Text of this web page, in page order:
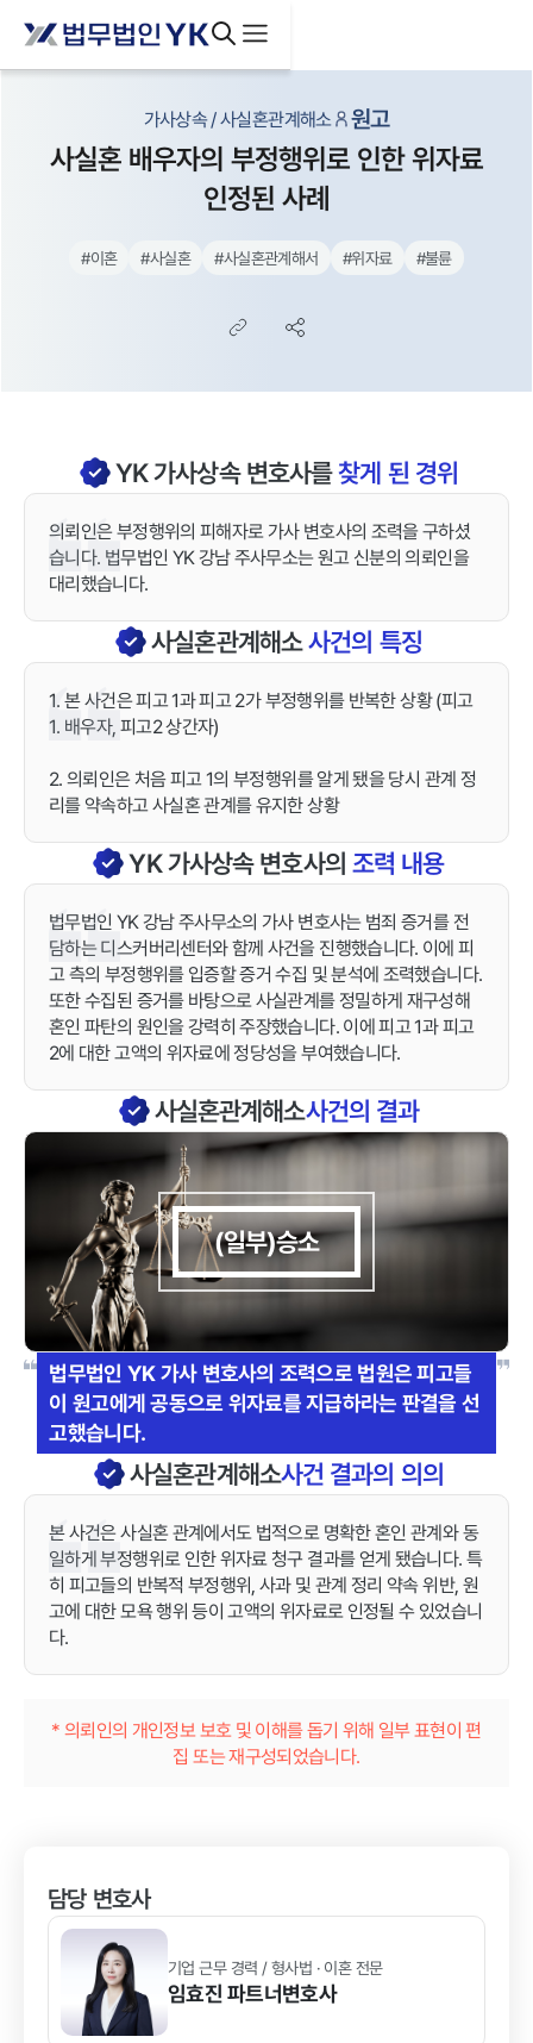
가사상속 / 사실혼관계해소 원고
사실혼 배우자의 부정행위로 인한 위자료
인정된 사례
#이혼 #사실혼 #사실혼관계해서 #위자료 #불륜
YK가사상속변호사를찾게 된 경위
의뢰인은 부정행위의 피해자로 가사 변호사의 조력을 구하셨
습니다. 법무법인 YK 강남 주사무소는 원고 신분의 의뢰인을
대리했습니다.
사실혼관계해소사건의 특징
1. 본 사건은 피고 1과 피고 2가 부정행위를 반복한 상황 (피고
1. 배우자, 피고2 상간자)
2. 의뢰인은 처음 피고 1의 부정행위를 알게 됐을 당시 관계 정
리를 약속하고 사실혼 관계를 유지한 상황
YK가사상속변호사의조력 내용
법무법인 YK 강남 주사무소의 가사 변호사는 범죄 증거를 전
담하는 디스커버리센터와 함께 사건을 진행했습니다. 이에 피
고 측의 부정행위를 입증할 증거 수집 및 분석에 조력했습니다.
또한 수집된 증거를 바탕으로 사실관계를 정밀하게 재구성해
혼인 파탄의 원인을 강력히 주장했습니다. 이에 피고 1과 피고
2에 대한 고액의 위자료에 정당성을 부여했습니다.
사실혼관계해소사건의 결과
(일부)승소
법무법인 YK 가사 변호사의 조력으로 법원은 피고들
이 원고에게 공동으로 위자료를 지급하라는 판결을 선
고했습니다.
사실혼관계해소사건 결과의 의의
본 사건은 사실혼 관계에서도 법적으로 명확한 혼인 관계와 동
일하게 부정행위로 인한 위자료 청구 결과를 얻게 됐습니다. 특
히 피고들의 반복적 부정행위, 사과 및 관계 정리 약속 위반, 원
고에 대한 모욕 행위 등이 고액의 위자료로 인정될 수 있었습니
다.
* 의뢰인의 개인정보 보호 및 이해를 돕기 위해 일부 표현이 편
집 또는 재구성되었습니다.
담당 변호사
기업 근무 경력 / 형사법 · 이혼 전문
임효진파트너변호사